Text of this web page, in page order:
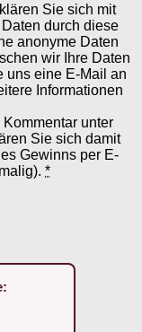
Sie sich mit
durch diese
anonyme Daten
wir Ihre Daten
uns eine E-Mail an
Informationen
unter
Sie sich damit
Gewinns per E-
*